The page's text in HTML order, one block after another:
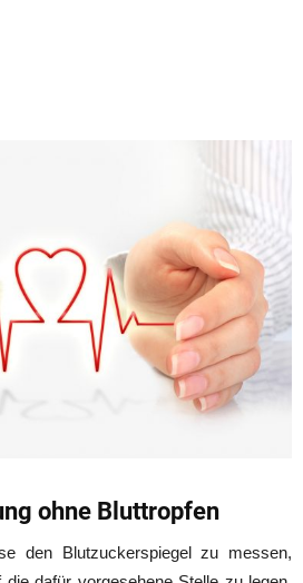
ohne Bluttropfen
den Blutzuckerspiegel zu messen,